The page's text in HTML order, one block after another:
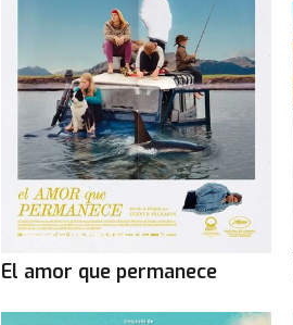
El amor que permanece